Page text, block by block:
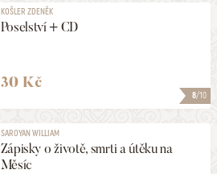
8/10
KOŠLER ZDENĚK
Poselství + CD
30 Kč
SAROYAN WILLIAM
Zápisky o životě, smrti a útěku na
Měsíc